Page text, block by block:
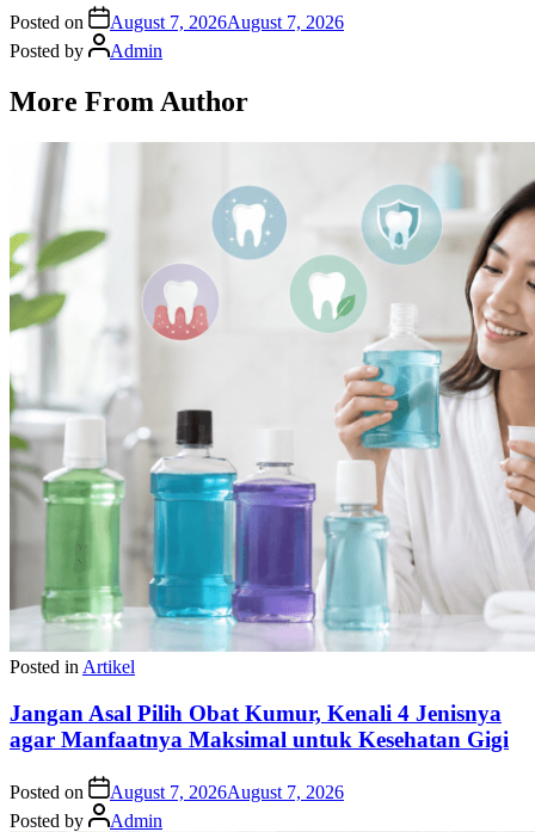
Posted on August 7, 2026August 7, 2026
Posted by
Admin
More From Author
Posted in Artikel
Jangan Asal Pilih Obat Kumur, Kenali 4 Jenisnya
agar Manfaatnya Maksimal untuk Kesehatan Gigi
Posted on August 7, 2026August 7, 2026
Posted by
Admin